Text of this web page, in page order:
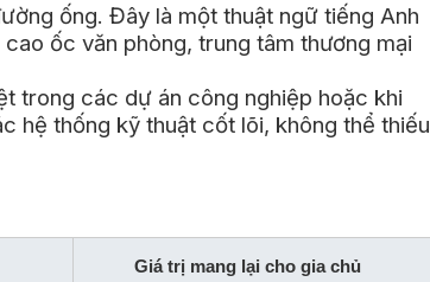
ống. Đây là một thuật ngữ tiếng Anh
ốc văn phòng, trung tâm thương mại
trong các dự án công nghiệp hoặc khi
hệ thống kỹ thuật cốt lõi, không thể thiếu
Giá trị mang lại cho gia chủ